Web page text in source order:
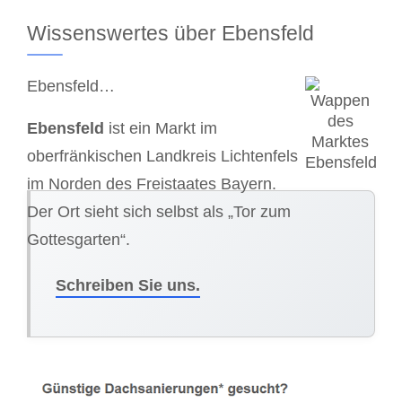
Wissenswertes über Ebensfeld
Ebensfeld…
Ebensfeld ist ein Markt im
oberfränkischen Landkreis Lichtenfels
im Norden des Freistaates Bayern.
Der Ort sieht sich selbst als „Tor zum
Gottesgarten“.
Schreiben Sie uns.